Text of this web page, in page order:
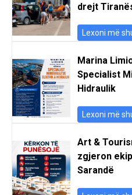
drejt
Lexoni më
Marina
Specialist
Hidraulik
Lexoni më
Art &
zgjeron
Sarandë